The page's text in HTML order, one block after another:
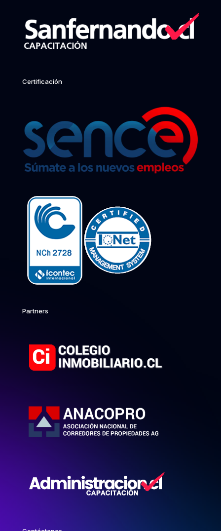
Certificación
Partners